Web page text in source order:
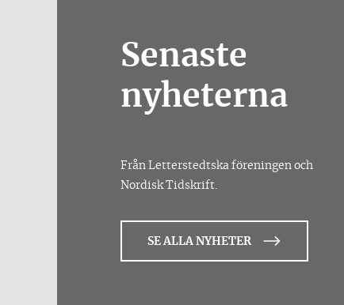
Senaste
nyheterna
Från Letterstedtska föreningen och
Nordisk Tidskrift.
SE ALLA NYHETER